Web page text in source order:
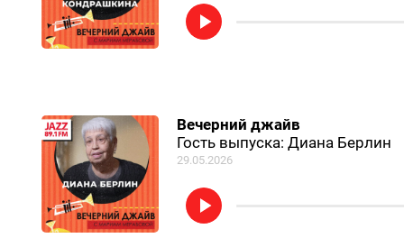
Вечерний джайв
Гость выпуска: Диана Берлин
29.05.2026